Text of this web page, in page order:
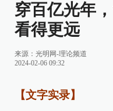
穿百亿光年
看得更远
来源： 光明网-理论频道
2024-02-06 09:32
【文字实录】